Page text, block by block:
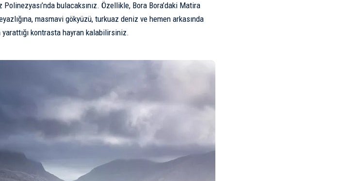
Polinezyası’nda bulacaksınız. Özellikle, Bora Bora’daki Matira
masmavi gökyüzü, turkuaz deniz ve hemen arkasında
kontrasta hayran kalabilirsiniz.